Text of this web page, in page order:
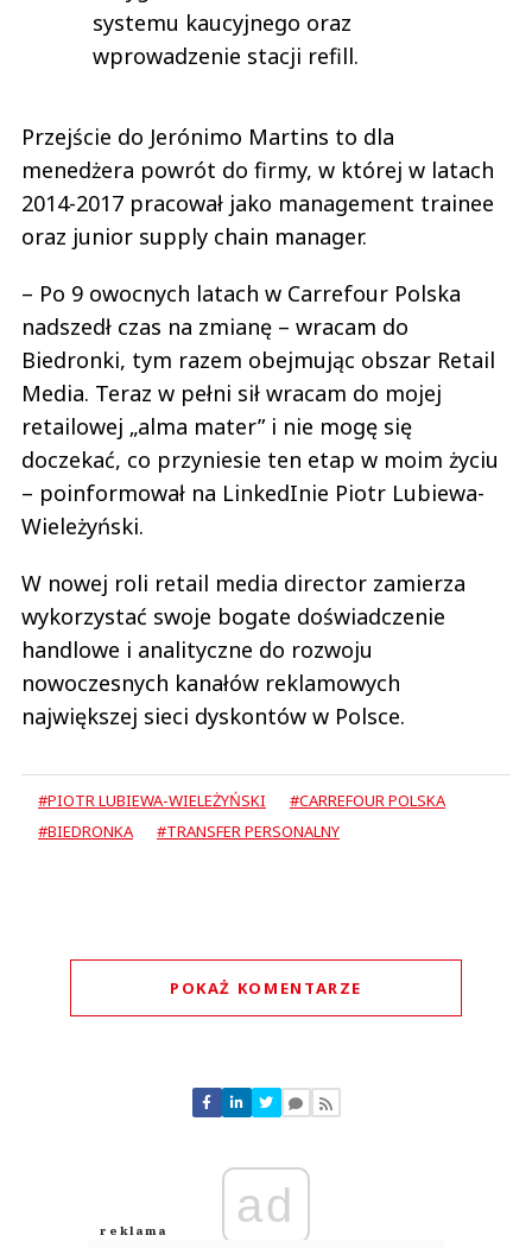
systemu kaucyjnego oraz
wprowadzenie stacji refill.
Przejście do Jerónimo Martins to dla
menedżera powrót do firmy, w której w latach
2014-2017 pracował jako management trainee
oraz junior supply chain manager.
– Po 9 owocnych latach w Carrefour Polska
nadszedł czas na zmianę – wracam do
Biedronki, tym razem obejmując obszar Retail
Media. Teraz w pełni sił wracam do mojej
retailowej „alma mater” i nie mogę się
doczekać, co przyniesie ten etap w moim życiu
– poinformował na LinkedInie Piotr Lubiewa-
Wieleżyński.
W nowej roli retail media director zamierza
wykorzystać swoje bogate doświadczenie
handlowe i analityczne do rozwoju
nowoczesnych kanałów reklamowych
największej sieci dyskontów w Polsce.
#PIOTR LUBIEWA-WIELEŻYŃSKI
#CARREFOUR POLSKA
#BIEDRONKA
#TRANSFER PERSONALNY
POKAŻ KOMENTARZE
Nie znaleziono komentarzy
Zostaw swoje komentarze
Anuluj
ad